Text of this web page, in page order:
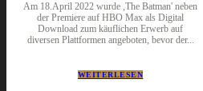
Am 18.April 2022 wurde ,The Batman' neben
der Premiere auf HBO Max als Digital
Download zum käuflichen Erwerb auf
diversen Plattformen angeboten, bevor der...
WEITERLESEN